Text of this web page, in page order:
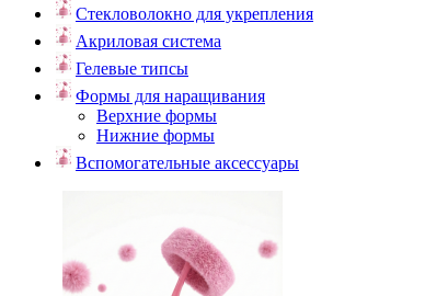
Стекловолокно для укрепления
Акриловая система
Гелевые типсы
Формы для наращивания
Верхние формы
Нижние формы
Вспомогательные аксессуары